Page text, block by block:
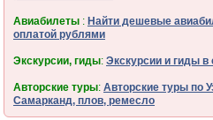
Авиабилеты : Найти дешевые
оплатой рублями
Экскурсии, гиды: Экскурсии и гиды
Авторские туры: Авторские туры по
Самарканд, плов, ремесло